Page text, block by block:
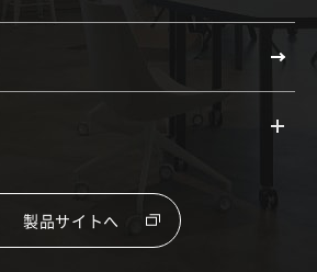
製品サイトへ